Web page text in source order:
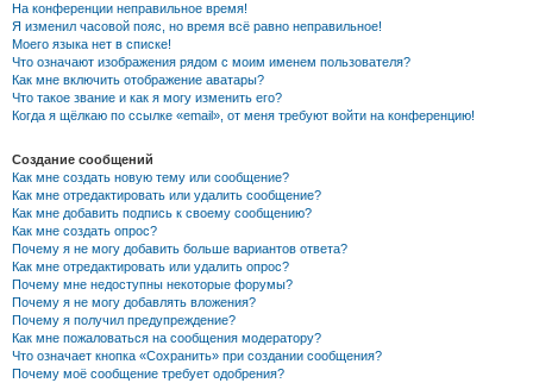
На конференции неправильное время!
Я изменил часовой пояс, но время всё равно неправильное!
Моего языка нет в списке!
Что означают изображения рядом с моим именем пользователя?
Как мне включить отображение аватары?
Что такое звание и как я могу изменить его?
Когда я щёлкаю по ссылке «email», от меня требуют войти на конференцию!
Создание сообщений
Как мне создать новую тему или сообщение?
Как мне отредактировать или удалить сообщение?
Как мне добавить подпись к своему сообщению?
Как мне создать опрос?
Почему я не могу добавить больше вариантов ответа?
Как мне отредактировать или удалить опрос?
Почему мне недоступны некоторые форумы?
Почему я не могу добавлять вложения?
Почему я получил предупреждение?
Как мне пожаловаться на сообщения модератору?
Что означает кнопка «Сохранить» при создании сообщения?
Почему моё сообщение требует одобрения?